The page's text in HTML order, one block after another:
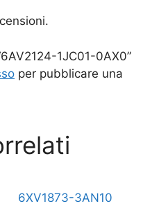
1JC01-0AX0”
per pubblicare una
6XV1873-3AN10